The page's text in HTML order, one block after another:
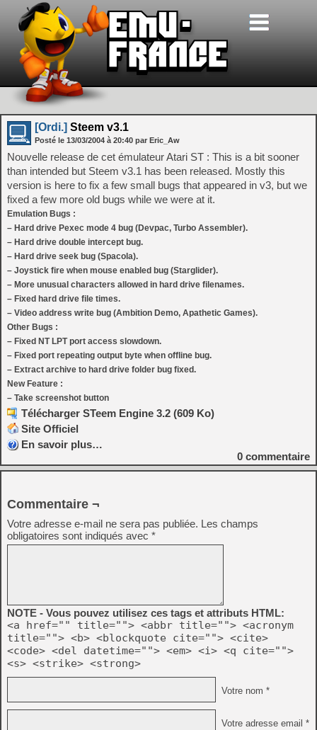
[Ordi.] Steem v3.1
Posté le 13/03/2004 à 20:40 par Eric_Aw
Nouvelle release de cet émulateur Atari ST : This is a bit sooner
than intended but Steem v3.1 has been released. Mostly this
version is here to fix a few small bugs that appeared in v3, but we
fixed a few more old bugs while we were at it.
Emulation Bugs :
– Hard drive Pexec mode 4 bug (Devpac, Turbo Assembler).
– Hard drive double intercept bug.
– Hard drive seek bug (Spacola).
– Joystick fire when mouse enabled bug (Starglider).
– More unusual characters allowed in hard drive filenames.
– Fixed hard drive file times.
– Video address write bug (Ambition Demo, Apathetic Games).
Other Bugs :
– Fixed NT LPT port access slowdown.
– Fixed port repeating output byte when offline bug.
– Extract archive to hard drive folder bug fixed.
New Feature :
– Take screenshot button
Télécharger STeem Engine 3.2 (609 Ko)
Site Officiel
En savoir plus…
0 commentaire
Commentaire ¬
Votre adresse e-mail ne sera pas publiée. Les champs
obligatoires sont indiqués avec *
NOTE - Vous pouvez utilisez ces tags et attributs HTML:
<a href="" title=""> <abbr title=""> <acronym
title=""> <b> <blockquote cite=""> <cite>
<code> <del datetime=""> <em> <i> <q cite="">
<s> <strike> <strong>
Votre nom *
Votre adresse email *